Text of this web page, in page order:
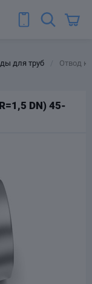
для труб Отвод
DN) 45-